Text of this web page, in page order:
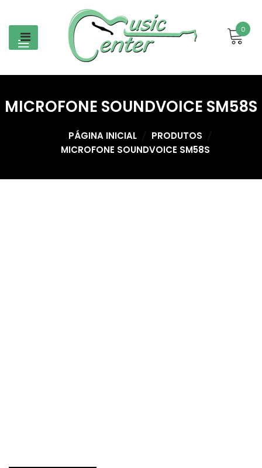
content
0
MICROFONE SOUNDVOICE SM58S
PÁGINA INICIAL
PRODUTOS
MICROFONE SOUNDVOICE SM58S